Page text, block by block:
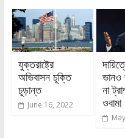
যুক্তরাষ্ট্রে
অভিবাসন চূক্তি
চূড়ান্ত
June 16, 2022
ভানও
না
ওবামা